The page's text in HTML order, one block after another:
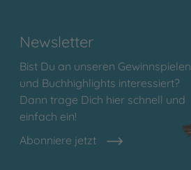
Newsletter
Bist Du an unseren Gewinnspielen
und Buchhighlights interessiert?
Dann trage Dich hier schnell und
einfach ein!
Abonniere jetzt